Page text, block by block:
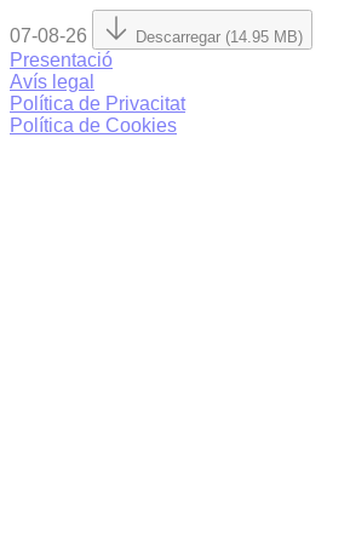
07-08-26 Descarregar (14.95 MB)
Presentació
Avís legal
Política de Privacitat
Política de Cookies